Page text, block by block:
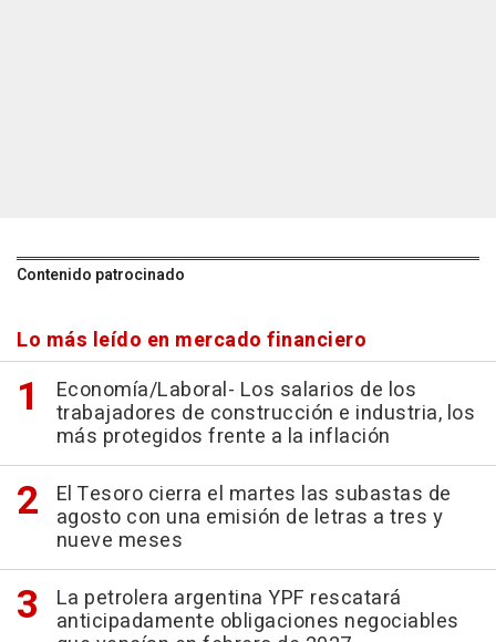
Contenido patrocinado
Lo más leído en mercado financiero
Economía/Laboral- Los salarios de los
trabajadores de construcción e industria, los
más protegidos frente a la inflación
El Tesoro cierra el martes las subastas de
agosto con una emisión de letras a tres y
nueve meses
La petrolera argentina YPF rescatará
anticipadamente obligaciones negociables